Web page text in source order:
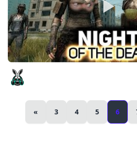
Ищем идеальное место для
« 3 4 5 6